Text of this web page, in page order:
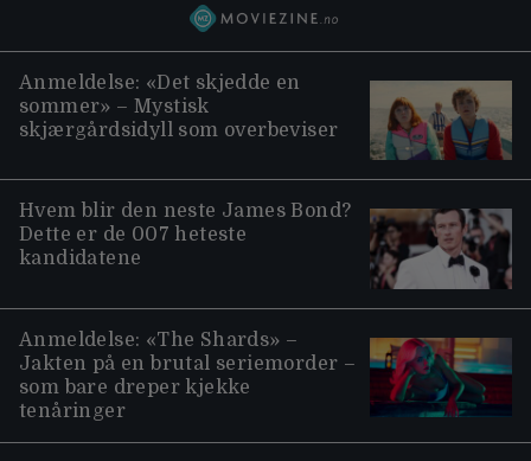
Anmeldelse: «Det skjedde en
sommer» – Mystisk
skjærgårdsidyll som overbeviser
Hvem blir den neste James Bond?
Dette er de 007 heteste
kandidatene
Anmeldelse: «The Shards» –
Jakten på en brutal seriemorder –
som bare dreper kjekke
tenåringer